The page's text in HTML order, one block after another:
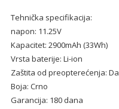
Tehnička specifikacija:
napon: 11.25V
Kapacitet: 2900mAh (33Wh)
Vrsta baterije: Li-ion
Zaštita od preopterećenja: Da
Boja: Crno
Garancija: 180 dana